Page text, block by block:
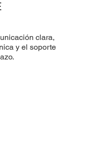
clara,
y el soporte